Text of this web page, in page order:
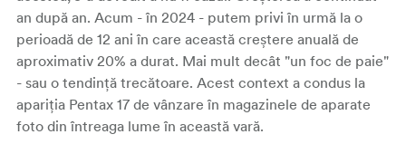
an după an. Acum - în 2024 - putem privi în urmă la o
perioadă de 12 ani în care această creștere anuală de
aproximativ 20% a durat. Mai mult decât "un foc de paie"
- sau o tendință trecătoare. Acest context a condus la
apariția Pentax 17 de vânzare în magazinele de aparate
foto din întreaga lume în această vară.